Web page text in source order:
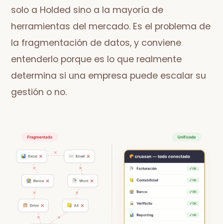
solo a Holded sino a la mayoría de
herramientas del mercado. Es el problema de
la fragmentación de datos, y conviene
entenderlo porque es lo que realmente
determina si una empresa puede escalar su
gestión o no.